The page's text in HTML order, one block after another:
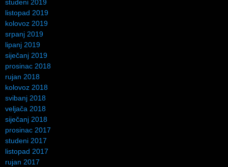
studeni 2019
listopad 2019
kolovoz 2019
srpanj 2019
lipanj 2019
siječanj 2019
prosinac 2018
rujan 2018
kolovoz 2018
svibanj 2018
veljača 2018
siječanj 2018
prosinac 2017
studeni 2017
listopad 2017
rujan 2017